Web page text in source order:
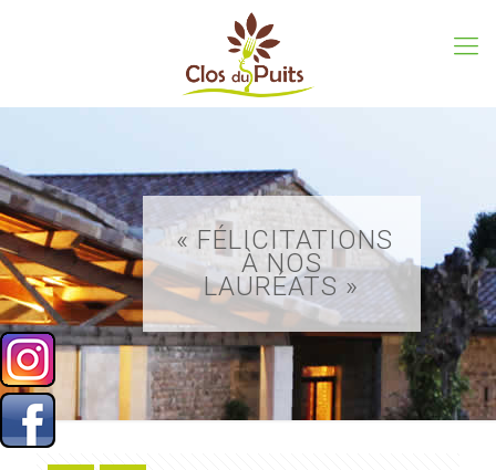
« FÉLICITATIONS
À NOS
LAURÉATS »